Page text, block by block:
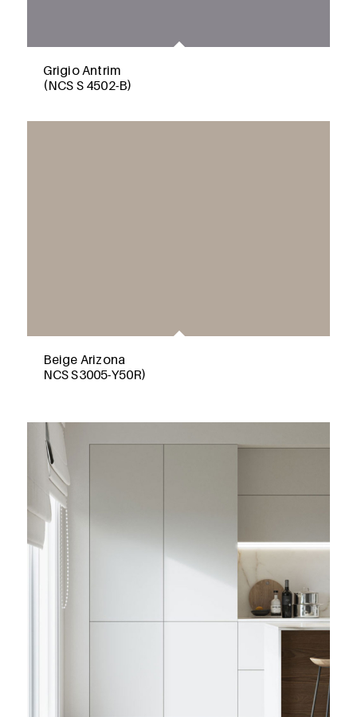
Grigio Antrim
(NCS S 4502-B)
Beige Arizona
NCS S3005-Y50R)